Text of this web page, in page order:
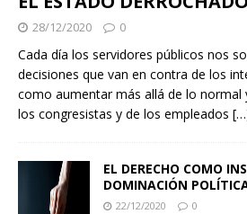
28/12/2020 0
Cada día los servidores públicos nos
decisiones que van en contra de los
como aumentar más allá de lo normal
los congresistas y de los empleados
EL DERECHO COMO
DOMINACIÓN
22/12/2020 0